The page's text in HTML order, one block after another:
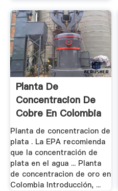
Planta De
Concentracion De
Cobre En Colombia
Planta de concentracion de
plata . La EPA recomienda
que la concentración de
plata en el agua ... Planta
de concentracion de oro en
Colombia Introducción, ...